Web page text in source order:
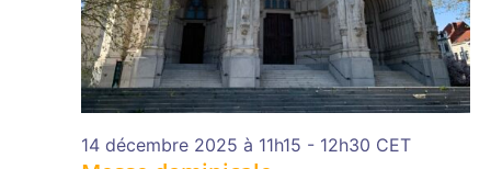
14 décembre 2025 à 11h15 - 12h30 CET